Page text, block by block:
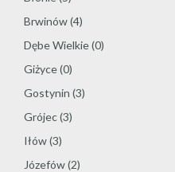
Brwinów(4)
Dębe Wielkie(0)
Giżyce(0)
Gostynin (3)
Grójec(3)
Iłów(3)
Józefów(2)